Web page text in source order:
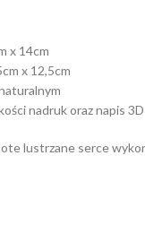
x 14cm
x 12,5cm
nadruk oraz napis
lustrzane serce